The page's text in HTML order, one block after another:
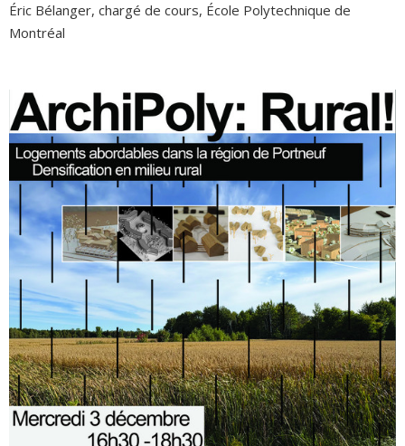
Éric Bélanger, chargé de cours, École Polytechnique de
Montréal